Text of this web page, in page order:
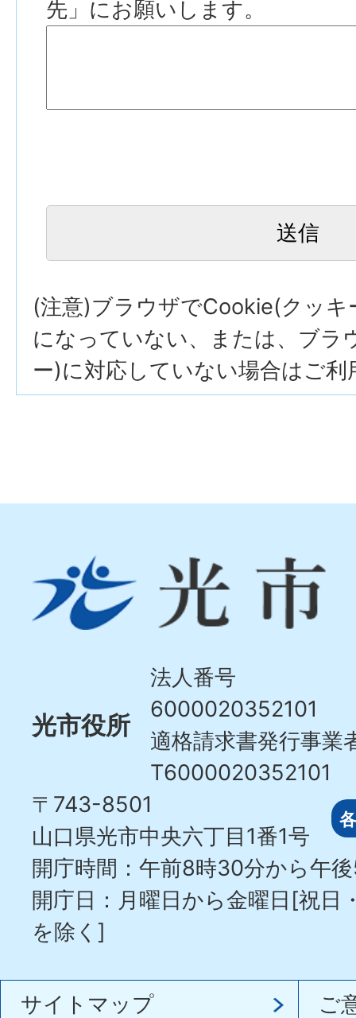
先」にお願いします。
(注意)ブラウザでCookie(クッキ
になっていない、または、ブラ
ー)に対応していない場合はご利
市
Hikari
光市役所
法人番号
6000020352101
適格請求書発行事業
T6000020352101
〒743-8501
山口県光市中央六丁目1番1号
開庁時間：午前8時30分から午
開庁日：月曜日から金曜日[祝日
を除く]
サイトマップ
ご